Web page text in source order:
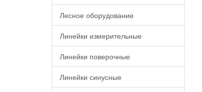
Лесное оборудование
Линейки измерительные
Линейки поверочные
Линейки синусные